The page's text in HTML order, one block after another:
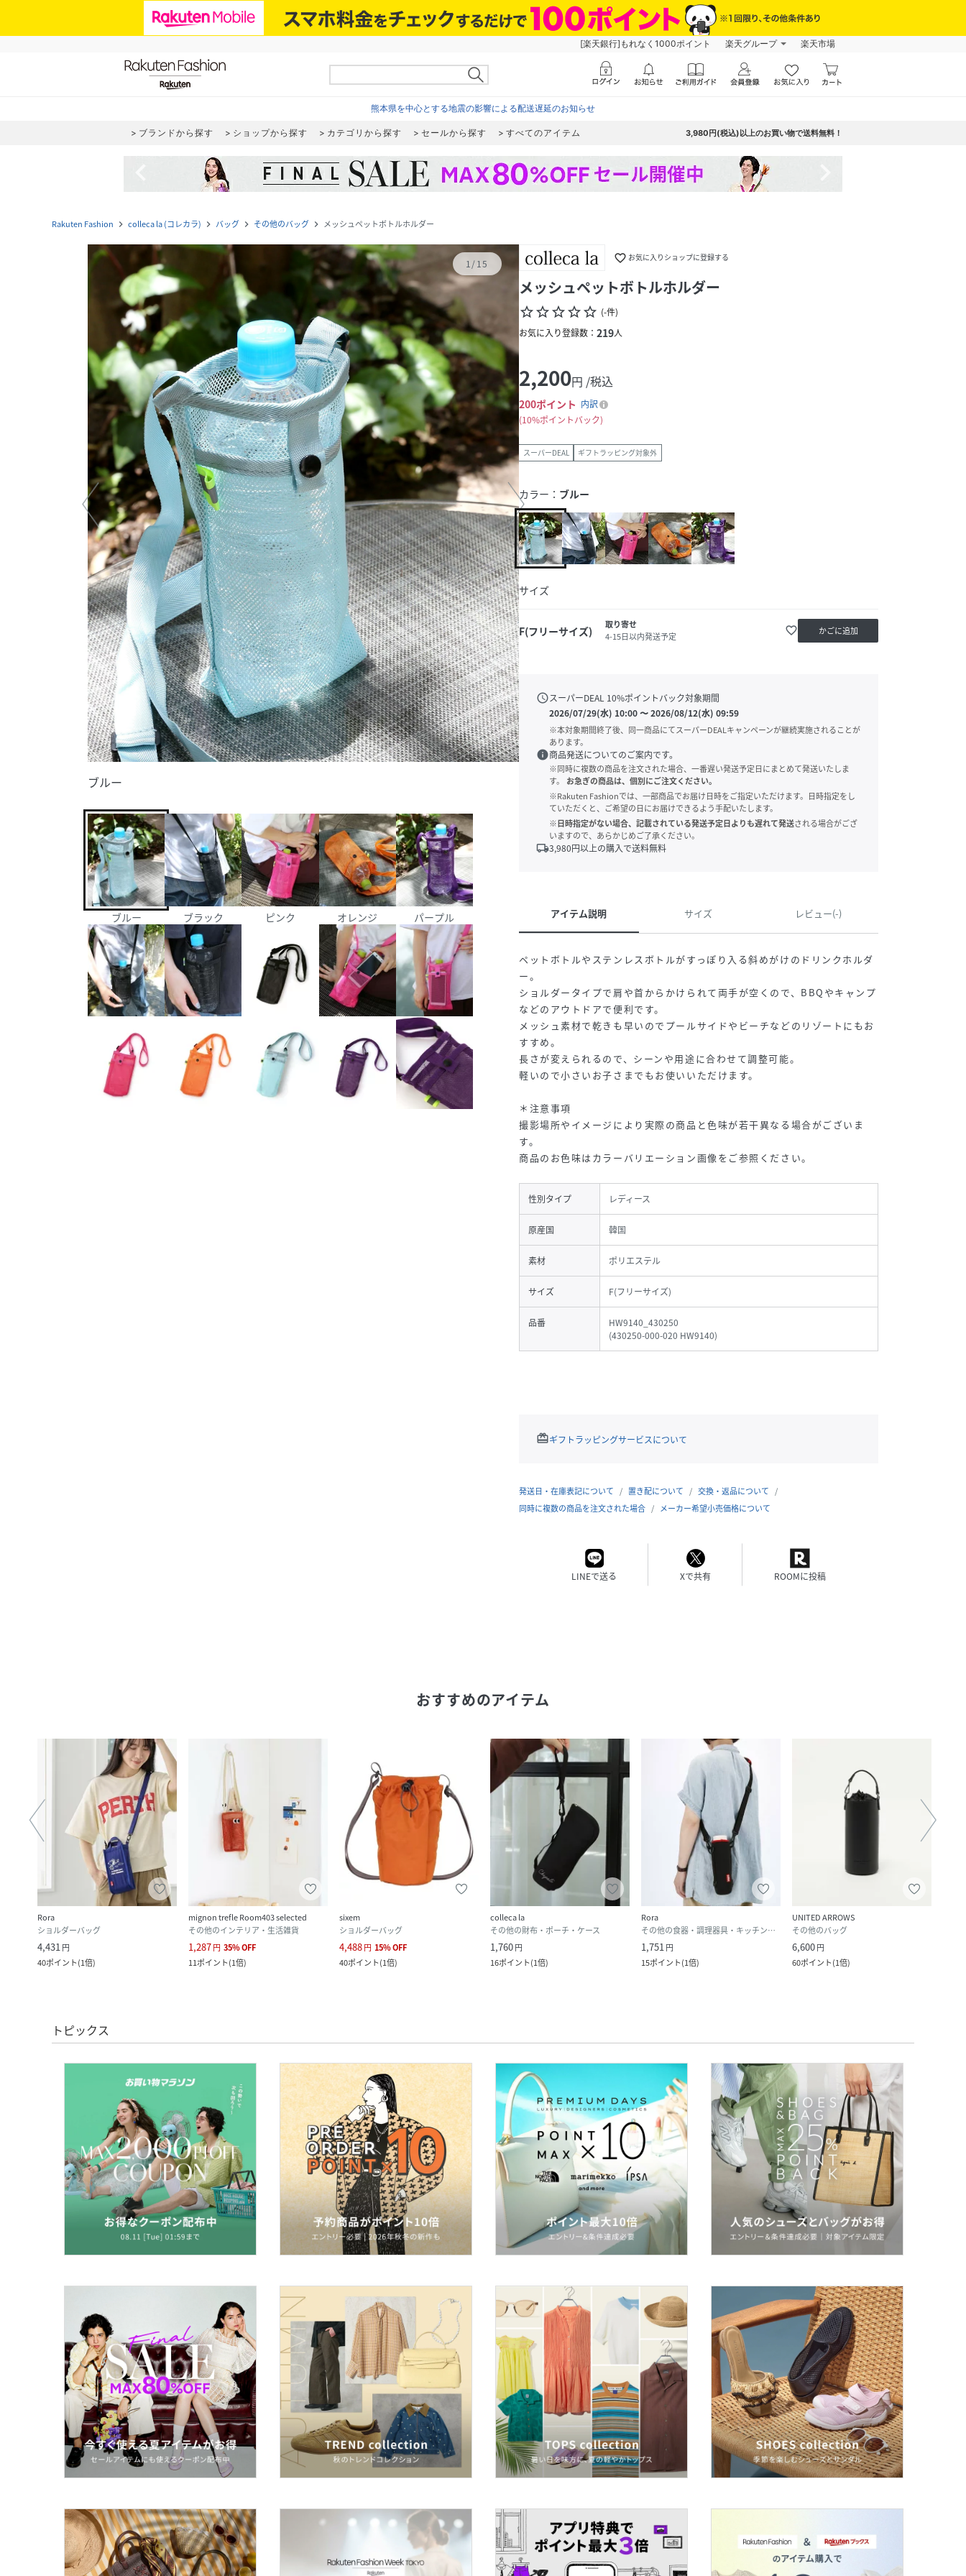
[楽天銀行]もれなく1000ポイント 楽天グループ 楽天市場
熊本県を中心とする地震の影響による配送遅延のお知らせ
ブランドから探す ショップから探す カテゴリから探す セールから探す すべてのアイテム 3,980円(税込)以上のお買い物で送料無料！
Rakuten Fashion navigate_next colleca la (コレカラ) navigate_next バッグ navigate_next その他のバッグ navigate_next メッシュペットボトルホルダー
1/15
ブルー
ブルー ブラック ピンク オレンジ パープル
favorite_border お気に入りショップに登録する
メッシュペットボトルホルダー
star_borderstar_borderstar_borderstar_borderstar_border (-件)
お気に入り登録数： 219人
2,200円 /税込
200ポイント 内訳
10%ポイントバック
スーパーDEAL ギフトラッピング対象外
カラー： ブルー
サイズ
F(フリーサイズ)
取り寄せ
4-15日以内発送予定
favorite_border かごに追加
scheduleスーパーDEAL 10%ポイントバック対象期間
2026/07/29(水) 10:00〜2026/08/12(水) 09:59
※本対象期間終了後、同一商品にてスーパーDEALキャンペーンが継続実施されることが
あります。
info商品発送についてのご案内です。
※同時に複数の商品を注文された場合、一番遅い発送予定日にまとめて発送いたしま
す。
お急ぎの商品は、個別にご注文ください。
※Rakuten Fashionでは、一部商品でお届け日時をご指定いただけます。日時指定をし
ていただくと、ご希望の日にお届けできるよう手配いたします。
※日時指定がない場合、記載されている発送予定日よりも遅れて発送される場合がござ
いますので、あらかじめご了承ください。
local_shipping3,980円以上の購入で送料無料
アイテム説明 サイズ レビュー(-)
ペットボトルやステンレスボトルがすっぽり入る斜めがけのドリンクホルダ
ー。
ショルダータイプで肩や首からかけられて両手が空くので、BBQやキャンプ
などのアウトドアで便利です。
メッシュ素材で乾きも早いのでプールサイドやビーチなどのリゾートにもお
すすめ。
長さが変えられるので、シーンや用途に合わせて調整可能。
軽いので小さいお子さまでもお使いいただけます。
＊注意事項
撮影場所やイメージにより実際の商品と色味が若干異なる場合がございま
す。
商品のお色味はカラーバリエーション画像をご参照ください。
性別タイプ レディース
原産国 韓国
素材 ポリエステル
サイズ F(フリーサイズ)
品番
HW9140_430250
(430250-000-020 HW9140)
redeemギフトラッピングサービスについて
発送日・在庫表記について 置き配について
交換・返品について
同時に複数の商品を注文された場合
メーカー希望小売価格について
LINEで送る Xで共有 ROOMに投稿
おすすめのアイテム
Rora
ショルダーバッグ
4,431円
40ポイント(1倍)
mignon trefle Room403 selected
その他のインテリア・生活雑貨
1,287円 35%OFF
11ポイント(1倍)
sixem
ショルダーバッグ
4,488円 15%OFF
40ポイント(1倍)
colleca la
その他の財布・ポーチ・ケース
1,760円
16ポイント(1倍)
Rora
その他の食器・調理器具・キッチン用品
1,751円
15ポイント(1倍)
UNITED ARROWS
その他のバッグ
6,600円
60ポイント(1倍)
トピックス